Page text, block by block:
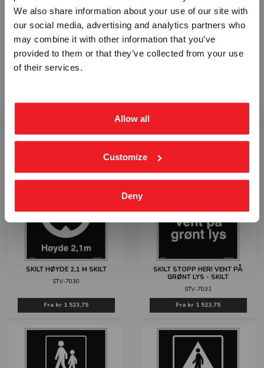
We also share information about your use of our site with
our social media, advertising and analytics partners who
may combine it with other information that you’ve
provided to them or that they’ve collected from your use
of their services.
Allow all
Customize
Deny
Bruk vårtkontaktskjema.
Send oss ene-post(Hvis du ønsker å sende oss
ett vedlegg)
Ring oss påtlf. 69 25 25 30
RELATERTE PRODUKTER
SKILT HØYDE 2,1 M SKILT
STV-7030
Fra kr 1 523,75
SKILT STOPP HER! VENT PÅ
GRØNT LYS - SKILT
STV-7031
Fra kr 1 523,75
Vennligst velg portal
BEDRIFT PRIVAT